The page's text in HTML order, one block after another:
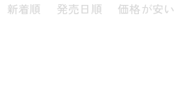
新着順 発売日順 価格が安い